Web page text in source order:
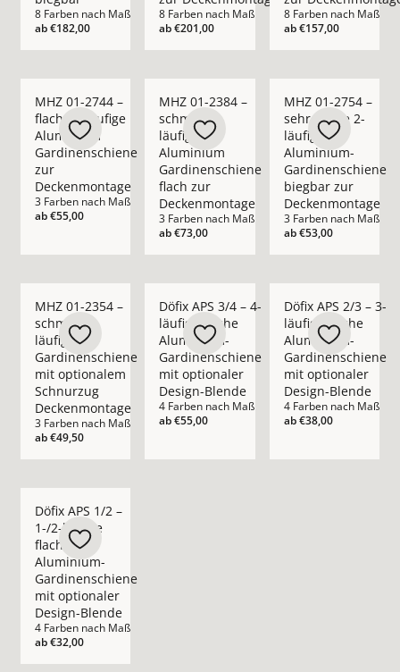
8 Farben nach Maß
ab€182,00
8 Farben nach Maß
ab€201,00
8 Farben nach Maß
ab€157,00
MHZ 01-2744 –
flache 2-läufige
Aluminium
Gardinenschiene
zur
Deckenmontage
3 Farben nach Maß
ab€55,00
MHZ 01-2384 –
schmale 2-
läufige
Aluminium
Gardinenschiene
flach zur
Deckenmontage
3 Farben nach Maß
ab€73,00
MHZ 01-2754 –
sehr flache 2-
läufige
Aluminium-
Gardinenschiene
biegbar zur
Deckenmontage
3 Farben nach Maß
ab€53,00
MHZ 01-2354 –
schmale 1-
läufige
Gardinenschiene
mit optionalem
Schnurzug
Deckenmontage
3 Farben nach Maß
ab€49,50
Döfix APS 3/4 – 4-
läufige flache
Aluminium-
Gardinenschiene
mit optionaler
Design-Blende
4 Farben nach Maß
ab€55,00
Döfix APS 2/3 – 3-
läufige flache
Aluminium-
Gardinenschiene
mit optionaler
Design-Blende
4 Farben nach Maß
ab€38,00
Döfix APS 1/2 –
1-/2-läufige
flache
Aluminium-
Gardinenschiene
mit optionaler
Design-Blende
4 Farben nach Maß
ab€32,00